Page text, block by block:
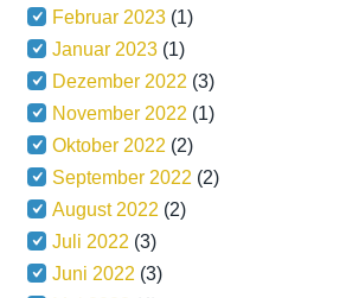
Februar 2023 (1)
Januar 2023 (1)
Dezember 2022 (3)
November 2022 (1)
Oktober 2022 (2)
September 2022 (2)
August 2022 (2)
Juli 2022 (3)
Juni 2022 (3)